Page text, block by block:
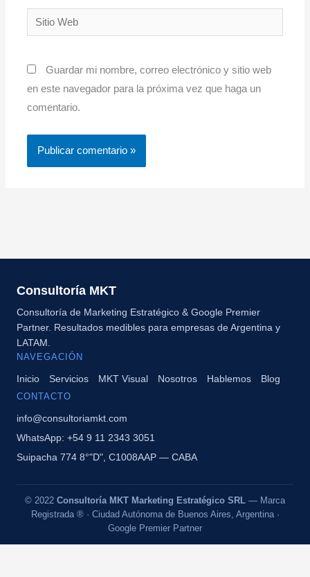
Sitio
Web
Guardar mi nombre, correo electrónico y sitio web
en este navegador para la próxima vez que haga un
comentario.
Consultoría MKT
Consultoría de Marketing Estratégico & Google Premier
Partner. Resultados medibles para empresas de Argentina y
LATAM.
NAVEGACIÓN
Inicio Servicios MKT Visual Nosotros Hablemos Blog
CONTACTO
info@consultoriamkt.com
WhatsApp: +54 9 11 2343 3051
Suipacha 774 8°"D", C1008AAP — CABA
© 2022 Consultoría MKT Marketing Estratégico SRL — Marca
Registrada ® · Ciudad Autónoma de Buenos Aires, Argentina ·
Google Premier Partner